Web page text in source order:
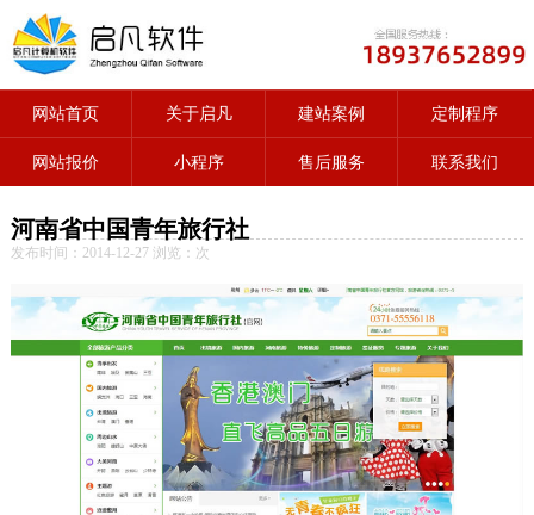
网站首页 关于启凡 建站案例 定制程序
网站报价 小程序 售后服务 联系我们
河南省中国青年旅行社
发布时间：2014-12-27 浏览： 次